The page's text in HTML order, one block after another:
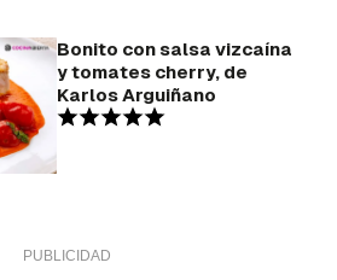
Bonito con salsa vizcaína
y tomates cherry, de
Karlos Arguiñano